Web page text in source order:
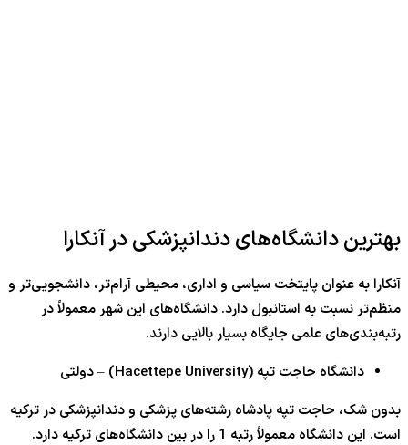
بهترین دانشگاه‌های دندانپزشکی در آنکارا
آنکارا به عنوان پایتخت سیاسی و اداری، محیطی آرام‌تر، دانشجویی‌تر و
منظم‌تر نسبت به استانبول دارد. دانشگاه‌های این شهر معمولاً در
رتبه‌بندی‌های علمی جایگاه بسیار بالایی دارند.
دانشگاه حاجت تپه (Hacettepe University) – دولتی
بدون شک، حاجت تپه پادشاه رشته‌های پزشکی و دندانپزشکی در ترکیه
است. این دانشگاه معمولاً رتبه 1 را در بین دانشگاه‌های ترکیه دارد.